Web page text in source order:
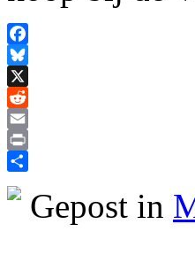
Facebook
Bluesky
X
Reddit
Email
Print
Gepost in